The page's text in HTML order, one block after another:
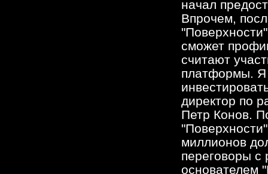
начал
Впрочем,
сможет
считают
платформы. Я
директор по
Петр Конов.
миллионов
переговоры с
основателем